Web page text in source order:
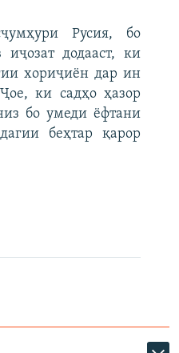
Русия, бо
додааст, ки
хориҷиён дар ин
ки садҳо ҳазор
бо умеди ёфтани
беҳтар қарор